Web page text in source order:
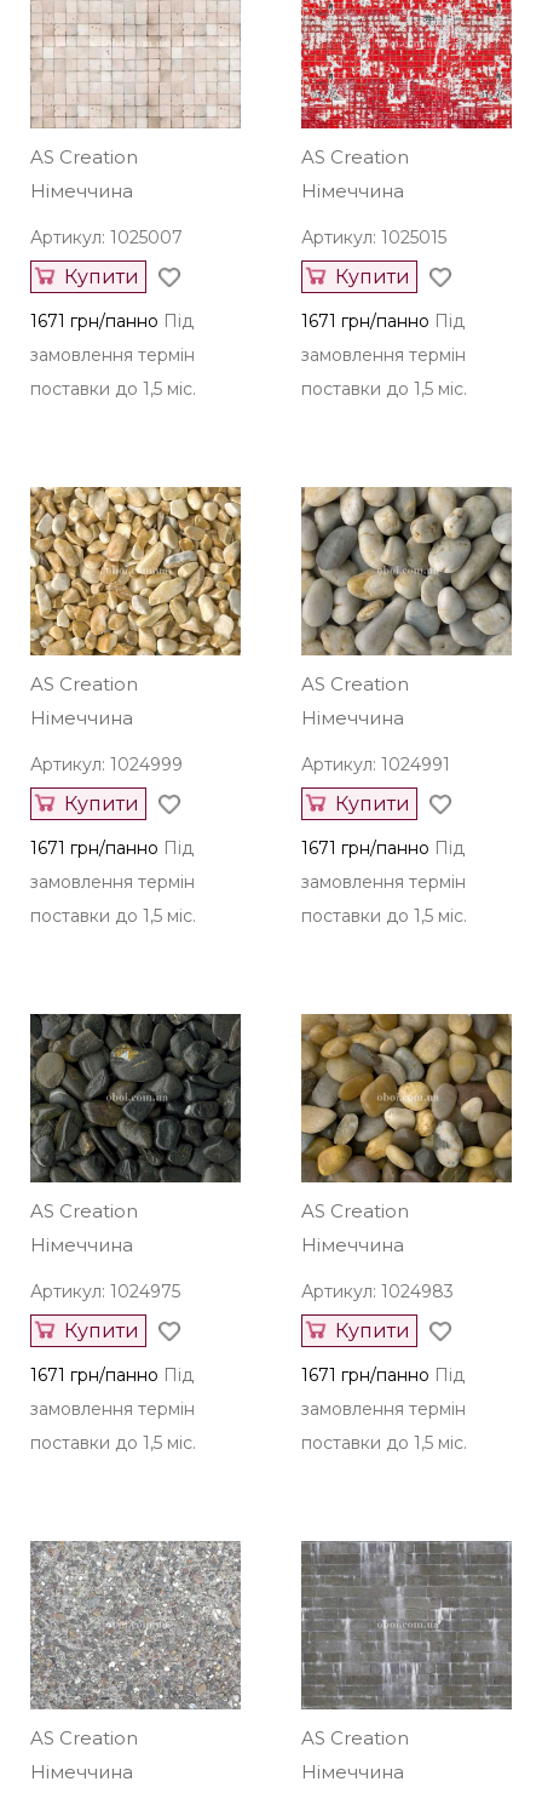
AS Creation
Німеччина
Артикул: 1025007
Купити
1671 грн/панно Під
замовлення термін
поставки до 1,5 міс.
AS Creation
Німеччина
Артикул: 1025015
Купити
1671 грн/панно Під
замовлення термін
поставки до 1,5 міс.
AS Creation
Німеччина
Артикул: 1024999
Купити
1671 грн/панно Під
замовлення термін
поставки до 1,5 міс.
AS Creation
Німеччина
Артикул: 1024991
Купити
1671 грн/панно Під
замовлення термін
поставки до 1,5 міс.
AS Creation
Німеччина
Артикул: 1024975
Купити
1671 грн/панно Під
замовлення термін
поставки до 1,5 міс.
AS Creation
Німеччина
Артикул: 1024983
Купити
1671 грн/панно Під
замовлення термін
поставки до 1,5 міс.
AS Creation
Німеччина
AS Creation
Німеччина